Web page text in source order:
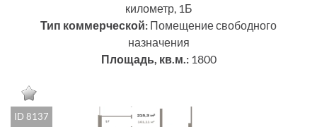
километр, 1Б
Тип коммерческой: Помещение свободного
назначения
Площадь, кв.м.: 1800
ID 8137